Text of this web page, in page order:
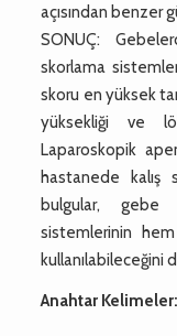
açısından benzer
SONUÇ:
skorlama
skoru en yüksek
yüksekliği ve
Laparoskopik
hastanede
bulgular, gebe
sistemlerinin
Anahtar Kelimeler: